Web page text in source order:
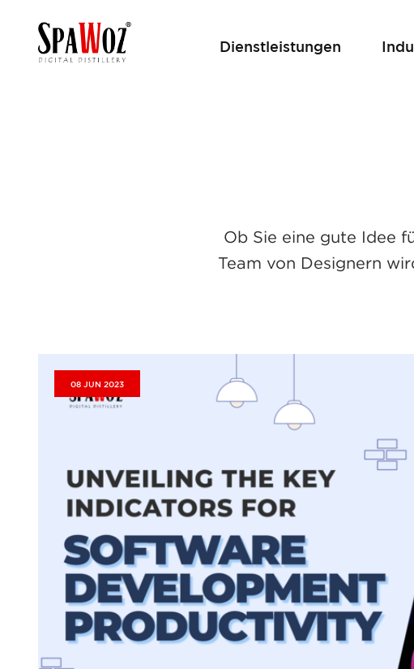
Dienstleistungen
Ob Sie eine gute Idee
Team von Designern
08 JUN 2023